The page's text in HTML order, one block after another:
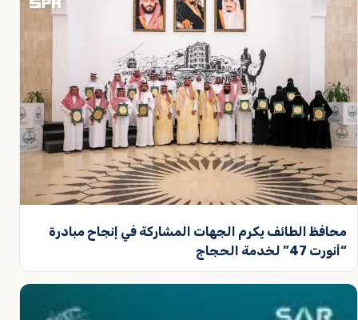
محافظ الطائف يكرم الجهات المشاركة في إنجاح مبادرة
“أنورت 47” لخدمة الحجاج